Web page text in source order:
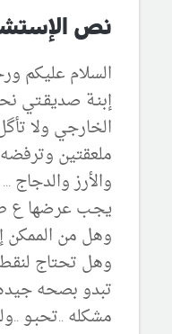
نص
السلام عليكم
إبنـة صديقـتي
الخارجي ولا
ملعقتين
والأرز والدجاج
يجـب عرضها ع
وهل من الممكن
وهل تحتاج
تبدو بصحه جيده
مشكله ..تحبـو ..ولها